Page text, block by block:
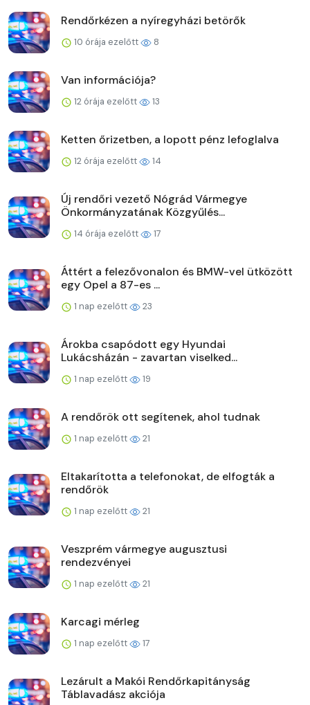
Rendőrkézen a nyíregyházi betörők
10 órája ezelőtt 8
Van információja?
12 órája ezelőtt 13
Ketten őrizetben, a lopott pénz lefoglalva
12 órája ezelőtt 14
Új rendőri vezető Nógrád Vármegye
Önkormányzatának Közgyűlés...
14 órája ezelőtt 17
Áttért a felezővonalon és BMW-vel ütközött
egy Opel a 87-es ...
1 nap ezelőtt 23
Árokba csapódott egy Hyundai
Lukácsházán - zavartan viselked...
1 nap ezelőtt 19
A rendőrök ott segítenek, ahol tudnak
1 nap ezelőtt 21
Eltakarította a telefonokat, de elfogták a
rendőrök
1 nap ezelőtt 21
Veszprém vármegye augusztusi
rendezvényei
1 nap ezelőtt 21
Karcagi mérleg
1 nap ezelőtt 17
Lezárult a Makói Rendőrkapitányság
Táblavadász akciója